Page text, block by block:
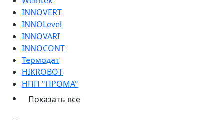
INNOVERT
INNOLevel
INNOVARI
INNOCONT
Термодат
HIKROBOT
НПП "ПРОМА"
Показать все